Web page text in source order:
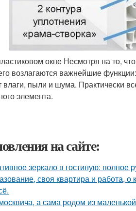
окне Несмотря на то,
возлагаются важнейшие
пыли и шума. Практически
элемента.
на сайте:
зеркало в гостиную:
своя квартира и работа, о
а сама родом из